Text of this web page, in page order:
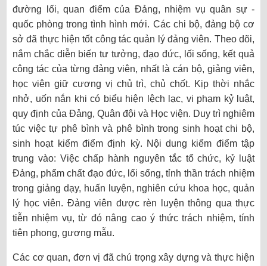
đường lối, quan điểm của Đảng, nhiệm vụ quân sự -
quốc phòng trong tình hình mới. Các chi bộ, đảng bộ cơ
sở đã thực hiện tốt công tác quản lý đảng viên. Theo dõi,
nắm chắc diễn biến tư tưởng, đạo đức, lối sống, kết quả
công tác của từng đảng viên, nhất là cán bộ, giảng viên,
học viên giữ cương vị chủ trì, chủ chốt. Kịp thời nhắc
nhở, uốn nắn khi có biểu hiện lệch lạc, vi phạm kỷ luật,
quy định của Đảng, Quân đội và Học viện. Duy trì nghiêm
túc việc tự phê bình và phê bình trong sinh hoạt chi bộ,
sinh hoạt kiểm điểm định kỳ. Nội dung kiểm điểm tập
trung vào: Việc chấp hành nguyên tắc tổ chức, kỷ luật
Đảng, phẩm chất đạo đức, lối sống, tỉnh thần trách nhiệm
trong giảng dạy, huấn luyện, nghiên cứu khoa học, quản
lý học viên. Đảng viên được rèn luyện thông qua thực
tiễn nhiệm vụ, từ đó nâng cao ý thức trách nhiệm, tính
tiên phong, gương mẫu.
Các cơ quan, đơn vị đã chú trọng xây dựng và thực hiện